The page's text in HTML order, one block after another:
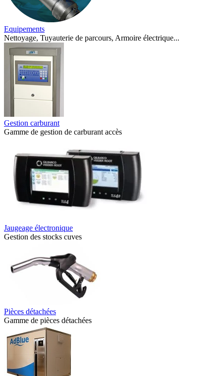
Equipements
Nettoyage, Tuyauterie de parcours, Armoire électrique...
Gestion carburant
Gamme de gestion de carburant accès
Jaugeage électronique
Gestion des stocks cuves
Pièces détachées
Gamme de pièces détachées